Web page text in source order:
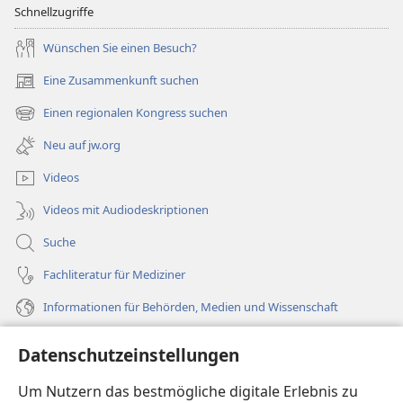
Datenschutzeinstellungen
Um Nutzern das bestmögliche digitale Erlebnis zu
Schnellzugriffe
Wünschen Sie einen Besuch?
Eine Zusammenkunft suchen
(öffnet
neues
Fenster)
Einen regionalen Kongress suchen
(öffnet
neues
Fenster)
Neu auf jw.org
Videos
Videos mit Audiodeskriptionen
Suche
Fachliteratur für Mediziner
Informationen für Behörden, Medien und Wissenschaft
Spenden
(öffnet